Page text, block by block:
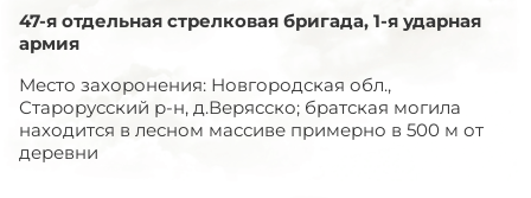
47-я отдельная стрелковая бригада, 1-я ударная
армия
Место захоронения: Новгородская обл.,
Старорусский р-н, д.Верясско; братская могила
находится в лесном массиве примерно в 500 м от
деревни